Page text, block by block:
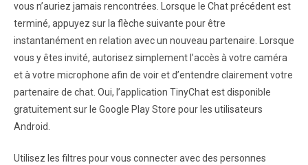
vous n’auriez jamais rencontrées. Lorsque le Chat précédent est
terminé, appuyez sur la flèche suivante pour être
instantanément en relation avec un nouveau partenaire. Lorsque
vous y êtes invité, autorisez simplement l’accès à votre caméra
et à votre microphone afin de voir et d’entendre clairement votre
partenaire de chat. Oui, l’application TinyChat est disponible
gratuitement sur le Google Play Store pour les utilisateurs
Android.
Utilisez les filtres pour vous connecter avec des personnes